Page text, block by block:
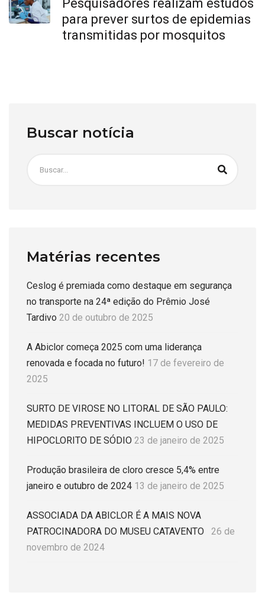
Pesquisadores realizam estudos
para prever surtos de epidemias
transmitidas por mosquitos
Buscar notícia
Matérias recentes
Ceslog é premiada como destaque em segurança
no transporte na 24ª edição do Prêmio José
Tardivo 20 de outubro de 2025
A Abiclor começa 2025 com uma liderança
renovada e focada no futuro! 17 de fevereiro de
2025
SURTO DE VIROSE NO LITORAL DE SÃO PAULO:
MEDIDAS PREVENTIVAS INCLUEM O USO DE
HIPOCLORITO DE SÓDIO 23 de janeiro de 2025
Produção brasileira de cloro cresce 5,4% entre
janeiro e outubro de 2024 13 de janeiro de 2025
ASSOCIADA DA ABICLOR É A MAIS NOVA
PATROCINADORA DO MUSEU CATAVENTO
26 de
novembro de 2024